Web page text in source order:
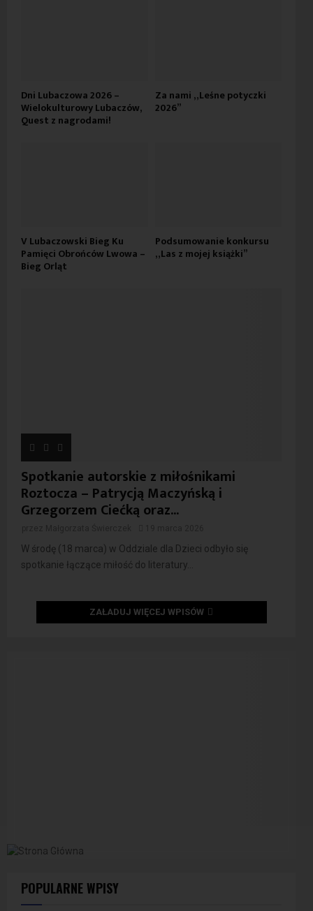
Dni Lubaczowa 2026 –
Wielokulturowy Lubaczów,
Quest z nagrodami!
Za nami „Leśne potyczki
2026”
V Lubaczowski Bieg Ku
Pamięci Obrońców Lwowa –
Bieg Orląt
Podsumowanie konkursu
„Las z mojej książki”
Spotkanie autorskie z miłośnikami
Roztocza – Patrycją Maczyńską i
Grzegorzem Ciećką oraz...
W środę (18 marca) w Oddziale dla Dzieci odbyło się
spotkanie łączące miłość do literatury...
ZAŁADUJ WIĘCEJ WPISÓW
POPULARNE WPISY